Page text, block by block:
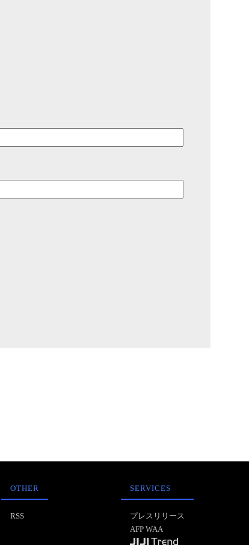
OTHER
RSS
SERVICES
プレスリリース
AFP WAA